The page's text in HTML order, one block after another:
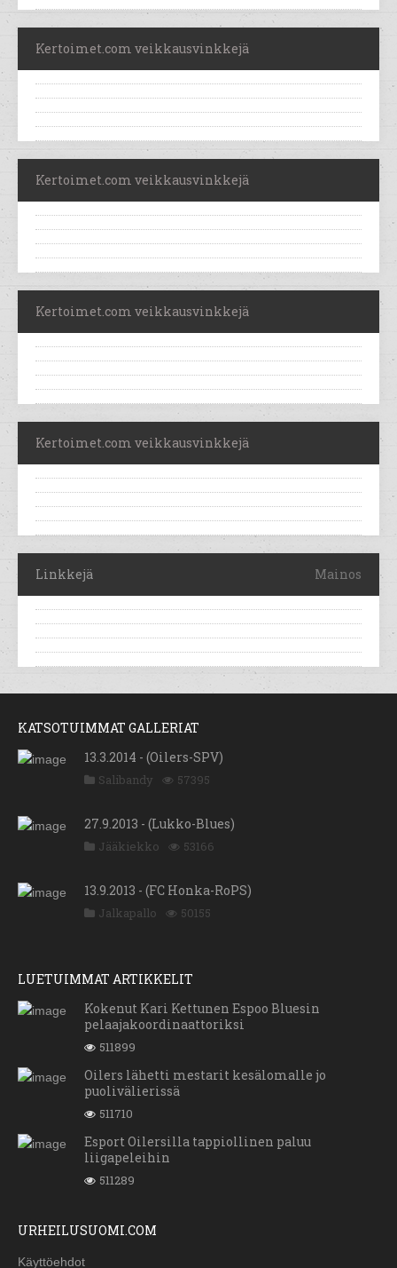
Kertoimet.com veikkausvinkkejä
Kertoimet.com veikkausvinkkejä
Kertoimet.com veikkausvinkkejä
Kertoimet.com veikkausvinkkejä
Linkkejä Mainos
KATSOTUIMMAT GALLERIAT
13.3.2014 - (Oilers-SPV)
Salibandy 57395
27.9.2013 - (Lukko-Blues)
Jääkiekko 53166
13.9.2013 - (FC Honka-RoPS)
Jalkapallo 50155
LUETUIMMAT ARTIKKELIT
Kokenut Kari Kettunen Espoo Bluesin
pelaajakoordinaattoriksi
511899
Oilers lähetti mestarit kesälomalle jo
puolivälierissä
511710
Esport Oilersilla tappiollinen paluu
liigapeleihin
511289
URHEILUSUOMI.COM
Käyttöehdot